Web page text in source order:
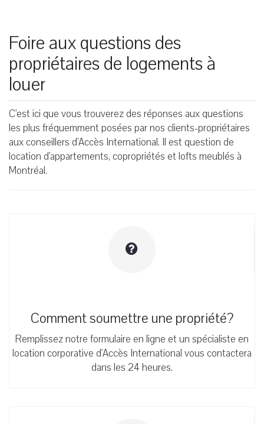
Foire aux questions des
propriétaires de logements à
louer
C'est ici que vous trouverez des réponses aux questions
les plus fréquemment posées par nos clients-propriétaires
aux conseillers d'Accès International. Il est question de
location d'appartements, copropriétés et lofts meublés à
Montréal.
Comment soumettre une propriété?
Remplissez notre formulaire en ligne et un spécialiste en
location corporative d'Accès International vous contactera
dans les 24 heures.